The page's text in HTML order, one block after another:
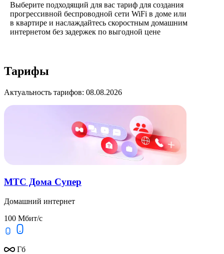
Выберите подходящий для вас тариф для создания
прогрессивной беспроводной сети WiFi в доме или
в квартире и наслаждайтесь скоростным домашним
интернетом без задержек по выгодной цене
Тарифы
Актуальность тарифов: 08.08.2026
МТС Дома Супер
Домашний интернет
100 Мбит/с
Гб